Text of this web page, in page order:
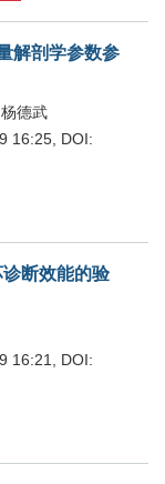
解剖学参数参
杨德武
16:25 DOI:
断效能的验
16:21
DOI: